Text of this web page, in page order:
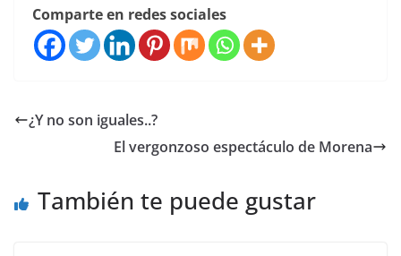
Comparte en redes sociales
¿Y no son iguales..?
El vergonzoso espectáculo de Morena
También te puede gustar